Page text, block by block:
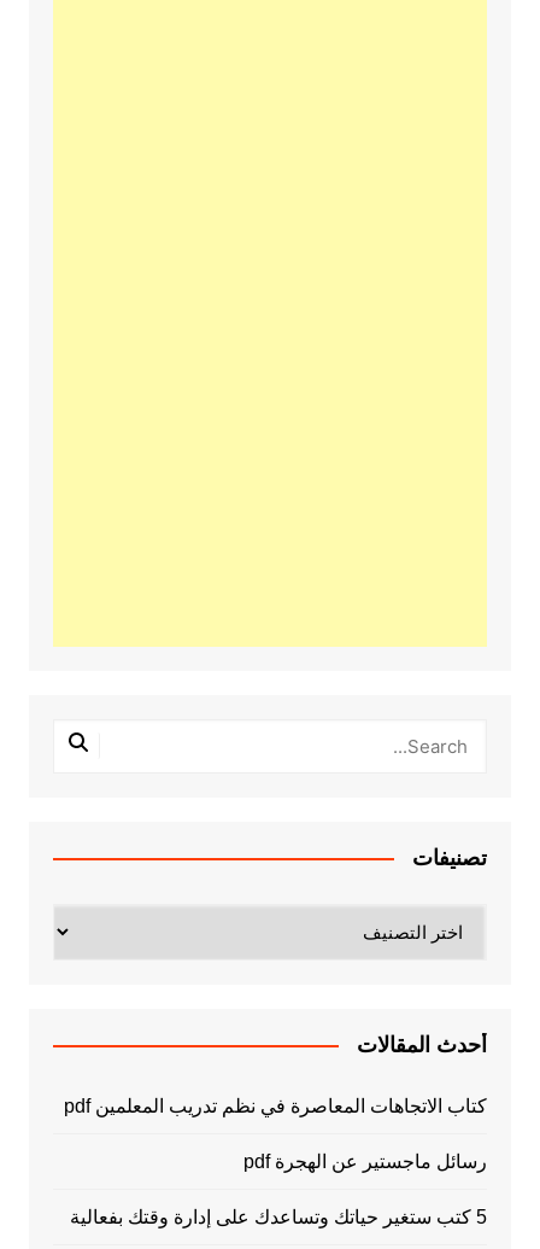
تصنيفات
أحدث المقالات
كتاب الاتجاهات المعاصرة في نظم تدريب المعلمين pdf
رسائل ماجستير عن الهجرة pdf
5 كتب ستغير حياتك وتساعدك على إدارة وقتك بفعالية